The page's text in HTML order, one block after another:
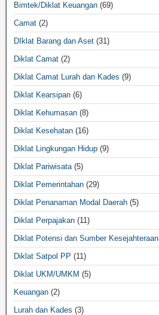
Bimtek/Diklat Keuangan (69)
Camat (2)
DIklat Barang dan Aset (31)
Diklat Camat (2)
Diklat Camat Lurah dan Kades (9)
Diklat Kearsipan (6)
Diklat Kehumasan (8)
Diklat Kesehatan (16)
Diklat Lingkungan Hidup (9)
Diklat Pariwisata(5)
Diklat Pemerintahan (29)
Diklat Penanaman Modal Daerah (5)
Diklat Perpajakan (11)
Diklat Potensi dan Sumber
Diklat Satpol PP (11)
Diklat UKM/UMKM (5)
Keuangan (2)
Lurah dan Kades (3)